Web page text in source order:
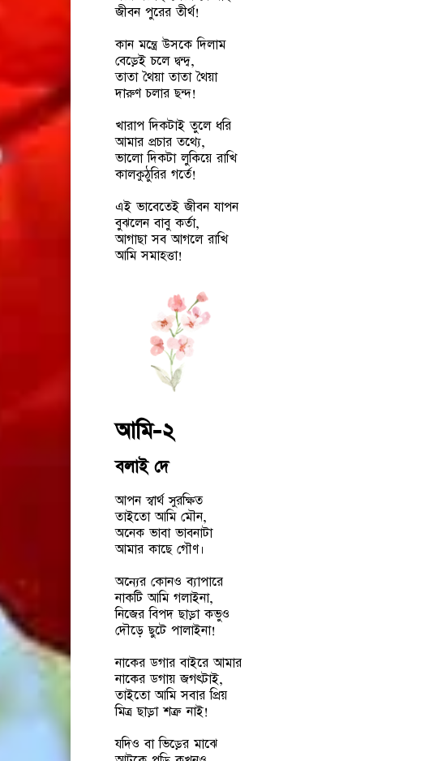
জীবন পুরের তীর্থ!
কান মন্ত্রে উসকে দিলাম
বেড়েই চলে দ্বন্দ্ব,
তাতা থৈয়া তাতা থৈয়া
দারুণ চলার ছন্দ!
খারাপ দিকটাই তুলে ধরি
আমার প্রচার তথ্যে,
ভালো দিকটা লুকিয়ে রাখি
কালকুঠুরির গর্তে!
এই ভাবেতেই জীবন যাপন
বুঝলেন বাবু কর্তা,
আগাছা সব আগলে রাখি
আমি সমাহত্তা!
আমি-২
বলাই দে
আপন স্বার্থ সুরক্ষিত
তাইতো আমি মৌন,
অনেক ভাবা ভাবনাটা
আমার কাছে গৌণ।
অন্যের কোনও ব্যাপারে
নাকটি আমি গলাইনা,
নিজের বিপদ ছাড়া কভুও
দৌড়ে ছুটে পালাইনা!
নাকের ডগার বাইরে আমার
নাকের ডগায় জগৎটাই,
তাইতো আমি সবার প্রিয়
মিত্র ছাড়া শত্রু নাই!
যদিও বা ভিড়ের মাঝে